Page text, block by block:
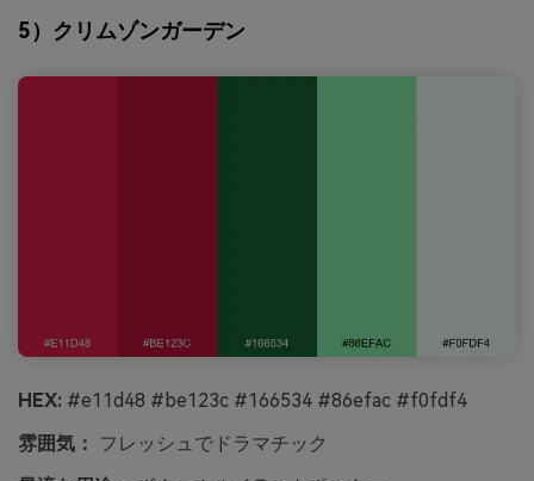
5）クリムゾンガーデン
HEX: #e11d48 #be123c #166534 #86efac #f0fdf4
雰囲気：
フレッシュでドラマチック